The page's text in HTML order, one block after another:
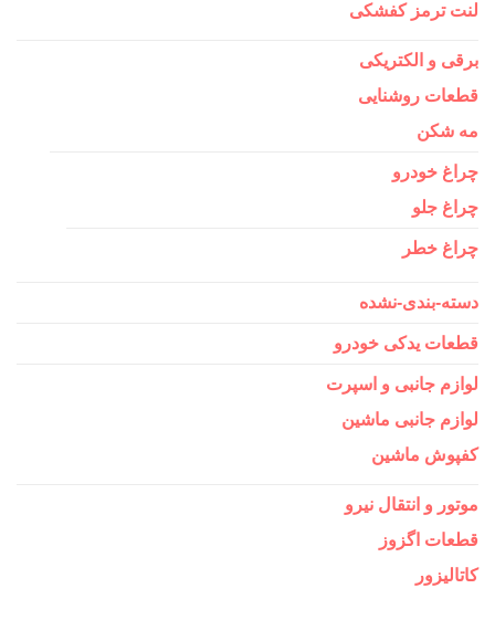
لنت ترمز کفشکی
برقی و الکتریکی
قطعات روشنایی
مه شکن
چراغ خودرو
چراغ جلو
چراغ خطر
دسته-بندی-نشده
قطعات یدکی خودرو
لوازم جانبی و اسپرت
لوازم جانبی ماشین
کفپوش ماشین
موتور و انتقال نیرو
قطعات اگزوز
کاتالیزور